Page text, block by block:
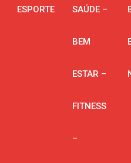
ESPORTE SAÚDE –
BEM
ESTAR –
FITNESS
–